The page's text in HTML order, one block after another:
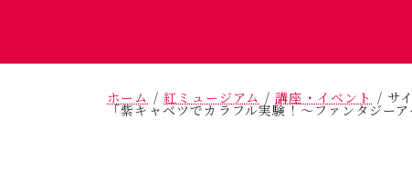
ホーム /紅ミュージアム /講座・イベント / サ
「紫キャベツでカラフル実験！～ファンタジーア